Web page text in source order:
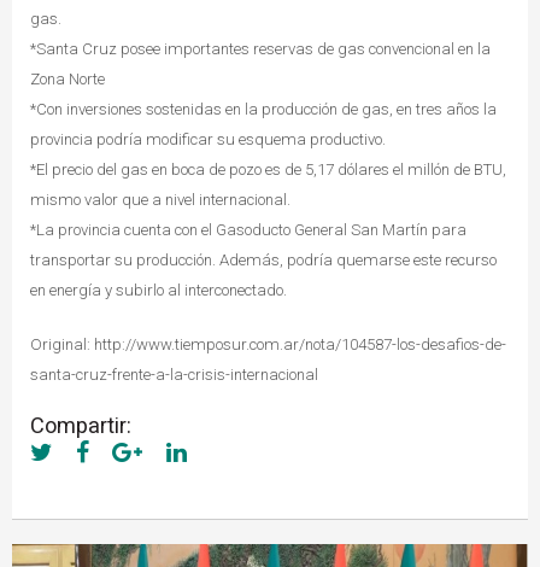
gas.
*Santa Cruz posee importantes reservas de gas convencional en la
Zona Norte
*Con inversiones sostenidas en la producción de gas, en tres años la
provincia podría modificar su esquema productivo.
*El precio del gas en boca de pozo es de 5,17 dólares el millón de BTU,
mismo valor que a nivel internacional.
*La provincia cuenta con el Gasoducto General San Martín para
transportar su producción. Además, podría quemarse este recurso
en energía y subirlo al interconectado.
Original: http://www.tiemposur.com.ar/nota/104587-los-desafios-de-
santa-cruz-frente-a-la-crisis-internacional
Compartir: